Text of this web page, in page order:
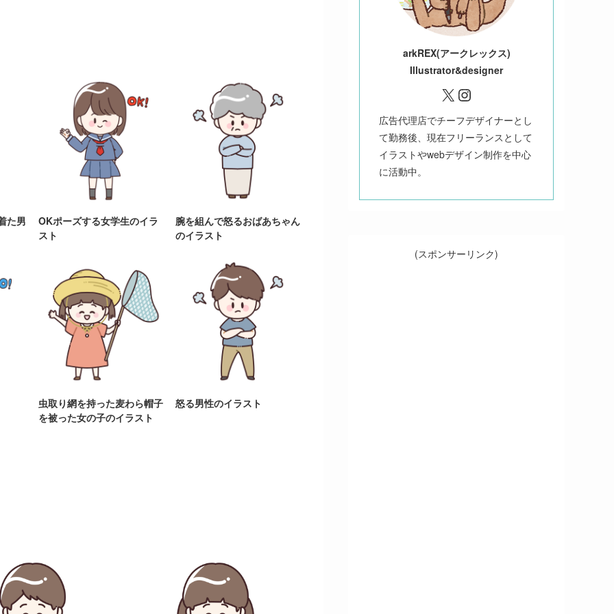
た男
OKポーズする女学生のイラ
スト
腕を組んで怒るおばあちゃん
のイラスト
虫取り網を持った麦わら帽子
を被った女の子のイラスト
怒る男性のイラスト
arkREX(アークレックス)
Illustrator&designer
X Instagram
広告代理店でチーフデザイナーとし
て勤務後、現在フリーランスとして
イラストやwebデザイン制作を中心
に活動中。
(スポンサーリンク)